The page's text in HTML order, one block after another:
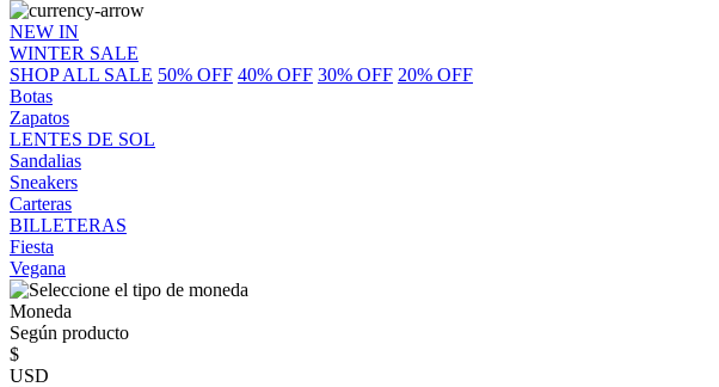
NEW IN
WINTER SALE
SHOP ALL SALE 50% OFF 40% OFF 30% OFF 20% OFF
Botas
Zapatos
LENTES DE SOL
Sandalias
Sneakers
Carteras
BILLETERAS
Fiesta
Vegana
Moneda
Según producto
$
USD